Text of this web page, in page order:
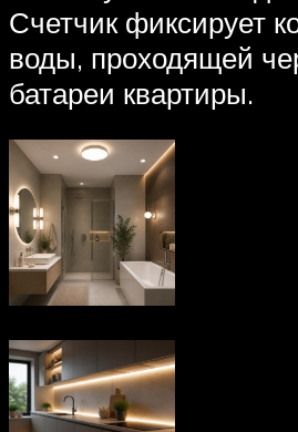
Счетчик фиксирует
воды, проходящей
батареи квартиры.